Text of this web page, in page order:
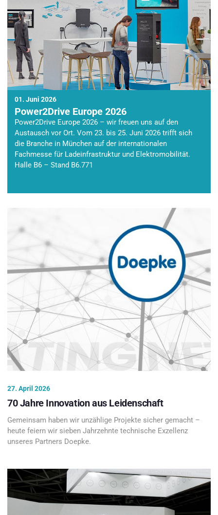
01. Juni 2026
Power2Drive Europe 2026
Power2Drive Europe 2026 – wir freuen uns auf den
Austausch vor Ort. Vom 23. bis 25. Juni 2026 trifft sich
die Branche in München auf der internationalen
Fachmesse für Ladeinfrastruktur und Elektromobilität.
Halle B6 – Stand B6.771
27. April 2026
70 Jahre Innovation aus Leidenschaft
Gemeinsam haben wir unzählige Projekte sicher gemacht –
heute feiern wir sieben Jahrzehnte technische Exzellenz
unseres Partners Doepke.